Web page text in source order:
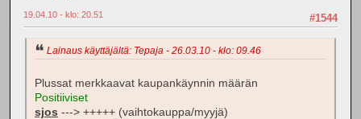
#1544
19.04.10 - klo: 20.51
Lainaus käyttäjältä: Tepaja - 26.03.10 - klo: 09.46
Plussat merkkaavat kaupankäynnin määrän
Positiiviset
sjos ---> +++++ (vaihtokauppa/myyjä)